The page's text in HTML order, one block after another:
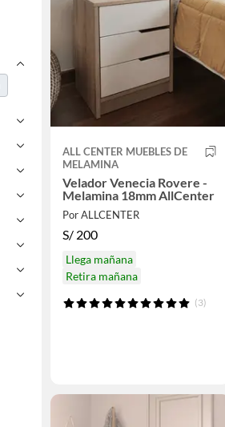
ALL CENTER MUEBLES DE
MELAMINA
Velador Venecia Rovere -
Melamina 18mm AllCenter
Por ALLCENTER
S/ 200
Llega mañana
Retira mañana
(3)